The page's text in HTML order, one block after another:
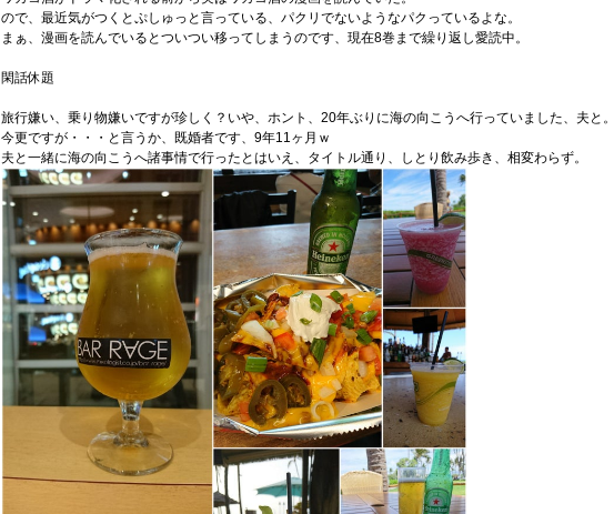
ので、最近気がつくとぷしゅっと言っている、パクリでないようなパクっているよな。
まぁ、漫画を読んでいるとついつい移ってしまうのです、現在8巻まで繰り返し愛読中。
閑話休題
旅行嫌い、乗り物嫌いですが珍しく？いや、ホント、20年ぶりに海の向こうへ行っていました、夫と。
今更ですが・・・と言うか、既婚者です、9年11ヶ月ｗ
夫と一緒に海の向こうへ諸事情で行ったとはいえ、タイトル通り、しとり飲み歩き、相変わらず。